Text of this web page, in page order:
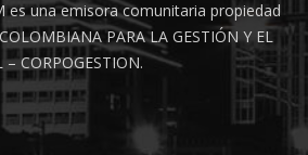
es una emisora comunitaria propiedad
PARA LA GESTIÓN Y EL
– CORPOGESTION.